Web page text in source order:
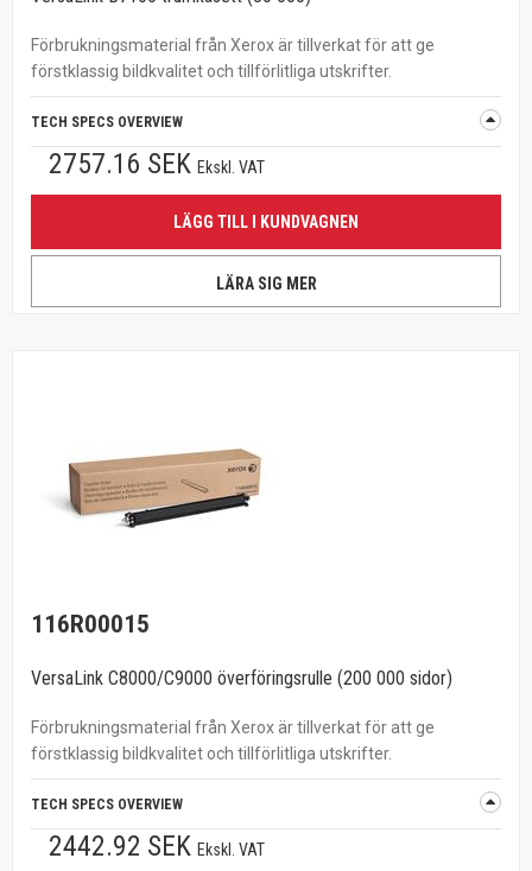
Förbrukningsmaterial från Xerox är tillverkat för att ge
förstklassig bildkvalitet och tillförlitliga utskrifter.
TECH SPECS OVERVIEW
2757.16 SEK Ekskl. VAT
LÄGG TILL I KUNDVAGNEN
LÄRA SIG MER
116R00015
VersaLink C8000/C9000 överföringsrulle (200 000 sidor)
Förbrukningsmaterial från Xerox är tillverkat för att ge
förstklassig bildkvalitet och tillförlitliga utskrifter.
TECH SPECS OVERVIEW
2442.92 SEK Ekskl. VAT